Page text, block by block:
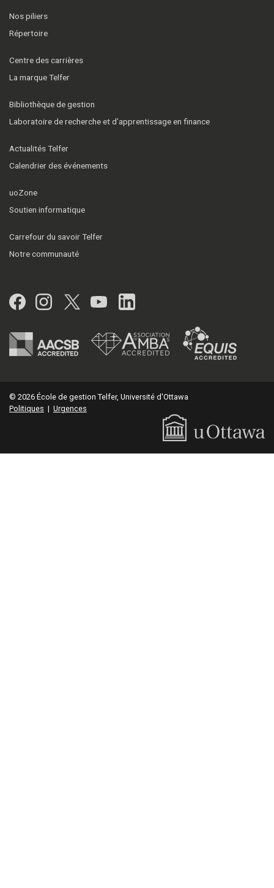
Nos piliers
Répertoire
Centre des carrières
La marque Telfer
Bibliothèque de gestion
Laboratoire de recherche et d’apprentissage en finance
Actualités Telfer
Calendrier des événements
uoZone
Soutien informatique
Carrefour du savoir Telfer
Notre communauté
Facebook
Instagram
Twitter
YouTubeLinkedIn
© 2026 École de gestion Telfer, Université d'Ottawa
Politiques | Urgences